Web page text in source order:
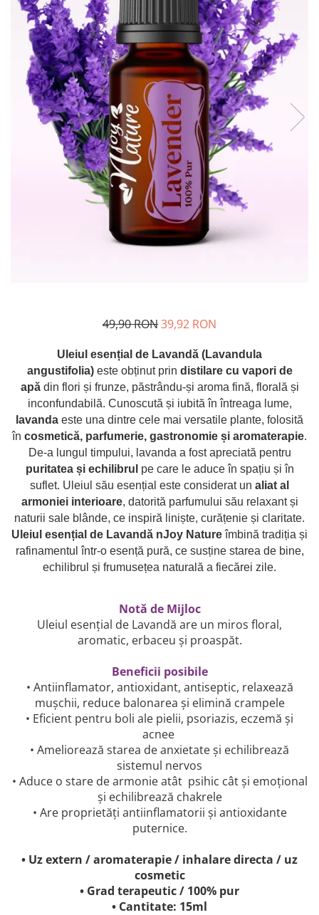
Rose - instrumentul iubirii
Chakrele si Uleiurile Esentiale
Arome tomnatice pentru încălzirea
sufletului
Uleiul esențial de Ravintsara
Lună plină, bine ai revenit, te simt
Uleiul esenţial de Tămâie
Cum integrăm uleiurile esențiale în
viața de zi cu zi ?
8 Mituri despre uleiurile esențiale
Crăciun iubit, bine ai venit!
Imbratiseaza Toamna
Aromele Sarbatorilor de Iarna
Self love* In Asteptarea Soarelui
Pericole_vs_beneficii
49,90 RON39,92 RON
Uleiul esențial de Lavandă (Lavandula
angustifolia)este obținut prin distilare cu vapori de
apădin flori și frunze, păstrându-și aroma fină, florală și
inconfundabilă. Cunoscută și iubită în întreaga lume,
lavanda este una dintre cele mai versatile plante, folosită
în cosmetică, parfumerie, gastronomie și aromaterapie.
De-a lungul timpului, lavanda a fost apreciată pentru
puritatea și echilibrul pe care le aduce în spațiu și în
suflet. Uleiul său esențial este considerat un aliat al
armoniei interioare, datorită parfumului său relaxant și
naturii sale blânde, ce inspiră liniște, curățenie și claritate.
Uleiul esențial de Lavandă nJoy Natureîmbină tradiția și
rafinamentul într-o esență pură, ce susține starea de bine,
echilibrul și frumusețea naturală a fiecărei zile.
Notă de Mijloc
Uleiul esențial de Lavandă are un miros floral,
aromatic, erbaceu și proaspăt.
Beneficii posibile
• Antiinflamator, antioxidant, antiseptic, relaxează
mușchii, reduce balonarea și elimină crampele
• Eficient pentru boli ale pielii, psoriazis, eczemă și
acnee
• Ameliorează starea de anxietate și echilibrează
sistemul nervos
• Aduce o stare de armonie atât psihic cât și emoțional
și echilibrează chakrele
• Are proprietăți antiinflamatorii și antioxidante
puternice.
• Uz extern / aromaterapie / inhalare directa / uz
cosmetic
• Grad terapeutic / 100% pur
• Cantitate: 15ml